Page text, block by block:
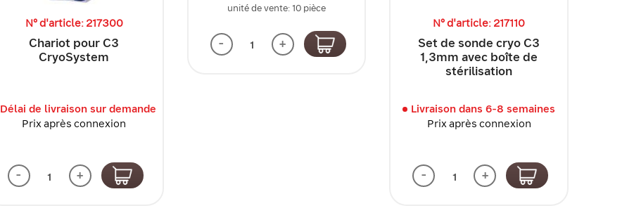
N° d'article: 217300
Chariot pour C3
CryoSystem
Délai de livraison sur demande
Prix après connexion
- +
unité de vente: 10 pièce
- +
N° d'article: 217110
Set de sonde cryo C3
1,3mm avec boîte de
stérilisation
Livraison dans 6-8 semaines
Prix après connexion
- +